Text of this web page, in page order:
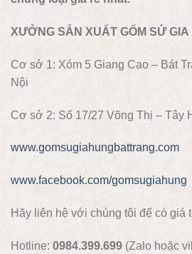
XƯỞNG SẢN XUẤT GỐM SỨ
Cơ sở 1: Xóm 5 Giang Cao – Bát
Nội
Cơ sở 2: Số 17/27 Võng Thị – Tây
www.gomsugiahungbattrang.com
www.facebook.com/gomsugiahung
Hãy liên hệ với chúng tôi để có giá
Hotline: 0984.399.699 (Zalo hoặc